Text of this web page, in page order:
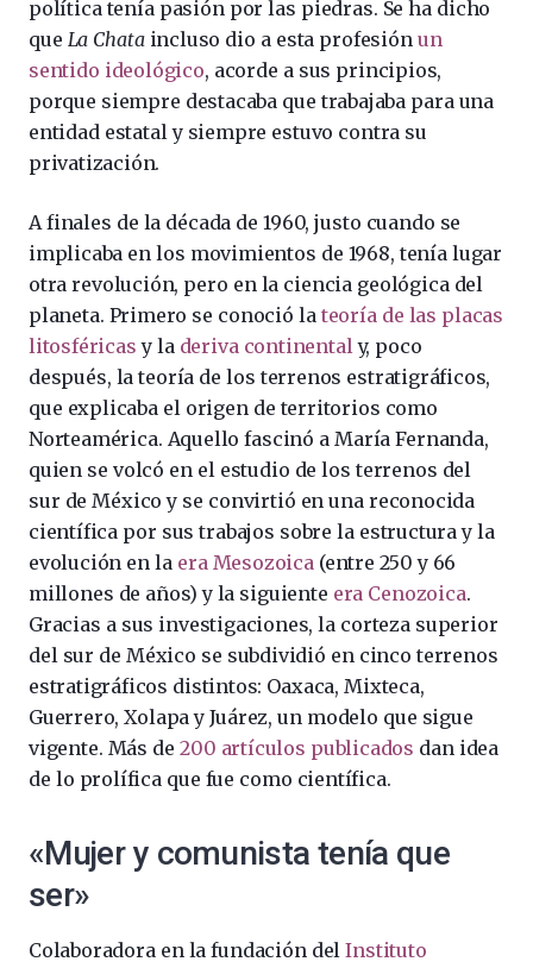
política tenía pasión por las piedras. Se ha dicho
que La Chata incluso dio a esta profesión un
sentido ideológico, acorde a sus principios,
porque siempre destacaba que trabajaba para una
entidad estatal y siempre estuvo contra su
privatización.
A finales de la década de 1960, justo cuando se
implicaba en los movimientos de 1968, tenía lugar
otra revolución, pero en la ciencia geológica del
planeta. Primero se conoció la teoría de las placas
litosféricas y la deriva continentaly, poco
después, la teoría de los terrenos estratigráficos,
que explicaba el origen de territorios como
Norteamérica. Aquello fascinó a María Fernanda,
quien se volcó en el estudio de los terrenos del
sur de México y se convirtió en una reconocida
científica por sus trabajos sobre la estructura y la
evolución en la era Mesozoica(entre 250 y 66
millones de años) y la siguiente era Cenozoica.
Gracias a sus investigaciones, la corteza superior
del sur de México se subdividió en cinco terrenos
estratigráficos distintos: Oaxaca, Mixteca,
Guerrero, Xolapa y Juárez, un modelo que sigue
vigente. Más de200 artículos publicados dan idea
de lo prolífica que fue como científica.
«Mujer y comunista tenía que
ser»
Colaboradora en la fundación delInstituto